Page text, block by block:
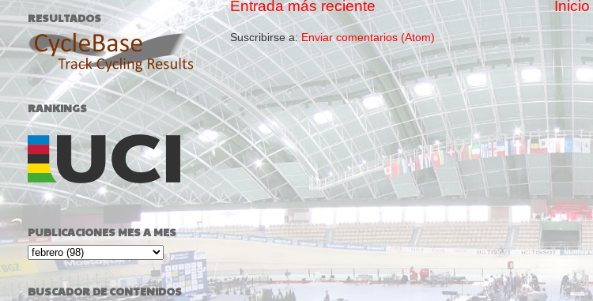
Entrada más reciente Inicio
Suscribirse a: Enviar comentarios (Atom)
RESULTADOS
RANKINGS
PUBLICACIONES MES A MES
BUSCADOR DE CONTENIDOS